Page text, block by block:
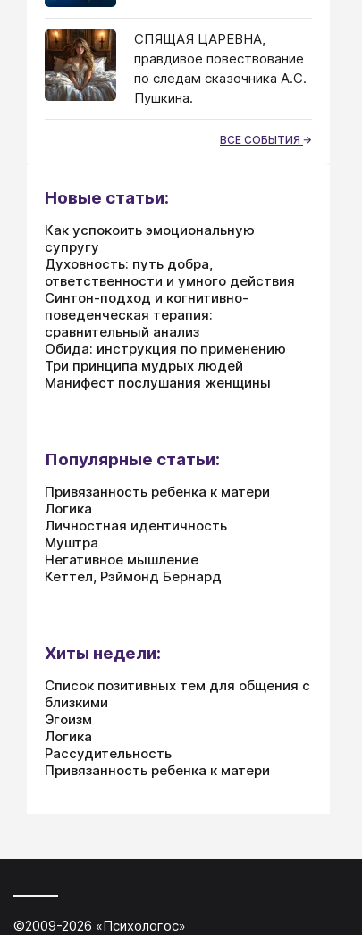
СПЯЩАЯ ЦАРЕВНА,
правдивое повествование
по следам сказочника А.С.
Пушкина.
ВСЕ СОБЫТИЯ
Новые статьи:
Как успокоить эмоциональную
супругу
Духовность: путь добра,
ответственности и умного действия
Синтон-подход и когнитивно-
поведенческая терапия:
сравнительный анализ
Обида: инструкция по применению
Три принципа мудрых людей
Манифест послушания женщины
Популярные статьи:
Привязанность ребенка к матери
Логика
Личностная идентичность
Муштра
Негативное мышление
Кеттел, Рэймонд Бернард
Хиты недели:
Список позитивных тем для общения с
близкими
Эгоизм
Логика
Рассудительность
Привязанность ребенка к матери
©2009-2026 «Психологос»